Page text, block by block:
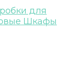
для
Шкафы